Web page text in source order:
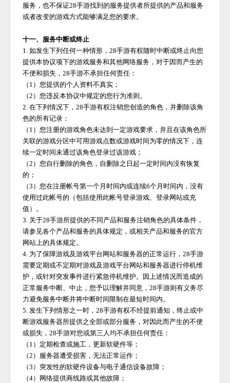
服务，也不保证28手游找到的服务提供者所提供的产品和服务
或者改变的游戏方式能够满足您的要求。
十一、服务中断或终止
1. 如发生下列任何一种情形，28手游有权随时中断或终止向您
提供本协议项下的游戏服务和其他网络服务，对于因而产生的
不便和损失，28手游不承担任何责任：
（ 1）您提供的个人资料不真实；
（2）您违反本协议中规定的您行为准则。
2. 在下列情况下，28手游有权注销您创造的角色，并删除该角
色的所有记录：
（ 1）您注册的游戏角色未达到一定游戏要求，并且在该角色所
关联的游戏分区中可用游戏点数或游戏时间为零的情况下，连
续一定时间未通过该角色登录过该游戏；
（2）您自行删除的角色，自删除之日起一定时间内没有恢复
的；
（3）您在注册帐号第一个月时间内或连续6个月时间内，没有
使用过此帐号的（包括使用此帐号登录游戏、登录网站或充
值）。
3. 关于28手游所提供的不同产品和服务注销角色的具体条件，
请参见各个产品和服务的具体规定，或相关产品和服务的官方
网站上的具体规定。
4. 为了保障游戏及游戏平台网站和服务器的正常运行，28手游
需要定期或不定期对游戏及游戏平台网站和服务器进行停机维
护，或针对突发事件进行紧急停机维护。因上述情况而造成的
正常服务中断、中止，您予以理解并同意，28手游则有义务尽
力避免服务中断并将中断时间限制在最短时间内。
5. 发生下列情形之一时，28手游有权不经提前通知，终止或中
断游戏服务器所提供之全部或部分服务，对因此而产生的不便
或损失，28手游对您或第三人均不承担任何责任：
（ 1）定期检查或施工，更新软硬件等；
（2）服务器遭受损害，无法正常运作；
（3）突发性的软硬件设备与电子通信设备故障；
（4）网络提供商线路或其他故障；